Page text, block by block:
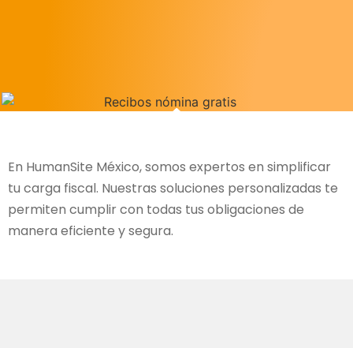
En HumanSite México, somos expertos en simplificar
tu carga fiscal. Nuestras soluciones personalizadas te
permiten cumplir con todas tus obligaciones de
manera eficiente y segura.